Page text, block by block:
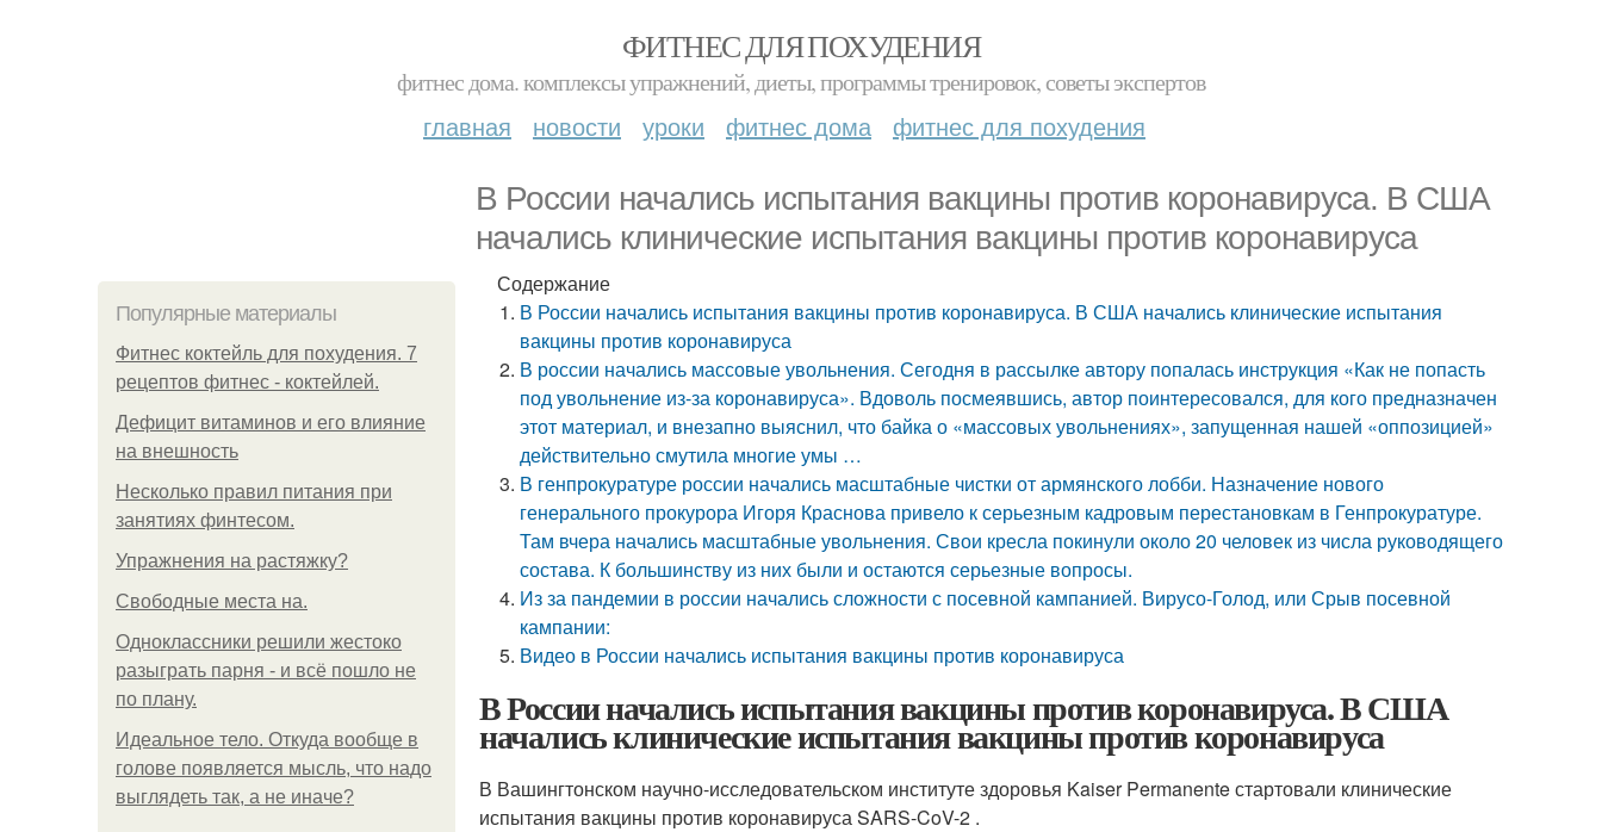
ФИТНЕС ДЛЯ ПОХУДЕНИЯ
фитнес дома. комплексы упражнений, диеты, программы тренировок, советы экспертов
главная новости уроки фитнес дома фитнес для похудения
В России начались испытания вакцины против коронавируса. В США
начались клинические испытания вакцины против коронавируса
Популярные материалы
Фитнес коктейль для похудения. 7
рецептов фитнес - коктейлей.
Дефицит витаминов и его влияние
на внешность
Несколько правил питания при
занятиях финтесом.
Упражнения на растяжку?
Свободные места на.
Одноклассники решили жестоко
разыграть парня - и всё пошло не
по плану.
Идеальное тело. Откуда вообще в
голове появляется мысль, что надо
выглядеть так, а не иначе?
Содержание
В России начались испытания вакцины против коронавируса. В США начались клинические испытания
вакцины против коронавируса
В россии начались массовые увольнения. Сегодня в рассылке автору попалась инструкция «Как не попасть
под увольнение из-за коронавируса». Вдоволь посмеявшись, автор поинтересовался, для кого предназначен
этот материал, и внезапно выяснил, что байка о «массовых увольнениях», запущенная нашей «оппозицией»
действительно смутила многие умы …
В генпрокуратуре россии начались масштабные чистки от армянского лобби. Назначение нового
генерального прокурора Игоря Краснова привело к серьезным кадровым перестановкам в Генпрокуратуре.
Там вчера начались масштабные увольнения. Свои кресла покинули около 20 человек из числа руководящего
состава. К большинству из них были и остаются серьезные вопросы.
Из за пандемии в россии начались сложности с посевной кампанией. Вирусо-Голод, или Срыв посевной
кампании:
Видео в России начались испытания вакцины против коронавируса
В России начались испытания вакцины против коронавируса. В США
начались клинические испытания вакцины против коронавируса
В Вашингтонском научно-исследовательском институте здоровья Kaiser Permanente стартовали клинические
испытания вакцины против коронавируса SARS-CoV-2 .